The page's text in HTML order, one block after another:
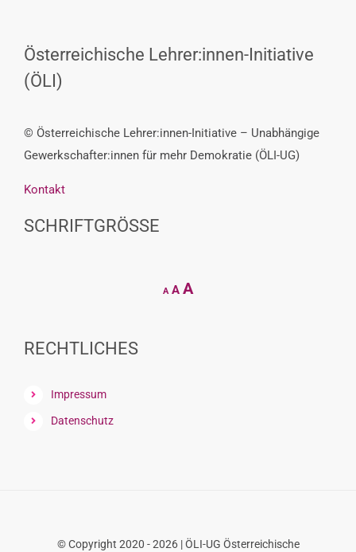
Österreichische Lehrer:innen-Initiative
(ÖLI)
© Österreichische Lehrer:innen-Initiative – Unabhängige
Gewerkschafter:innen für mehr Demokratie (ÖLI-UG)
Kontakt
SCHRIFTGRÖSSE
A
Decrease
font
A Reset
AIncrease
RECHTLICHES
Impressum
Datenschutz
© Copyright 2020 - 2026 | ÖLI-UG Österreichische